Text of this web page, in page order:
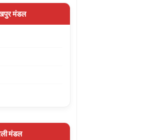
मंडल
मंडल